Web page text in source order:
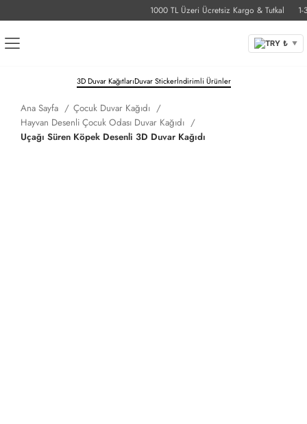
1000 TL Üzeri Ücretsiz Kargo & Tutkal 1-3
TRY ₺ ▼
3D Duvar KağıtlarıDuvar Stickerİndirimli Ürünler
Ana Sayfa
Çocuk Duvar Kağıdı
Hayvan Desenli Çocuk Odası Duvar Kağıdı
Uçağı Süren Köpek Desenli 3D Duvar Kağıdı